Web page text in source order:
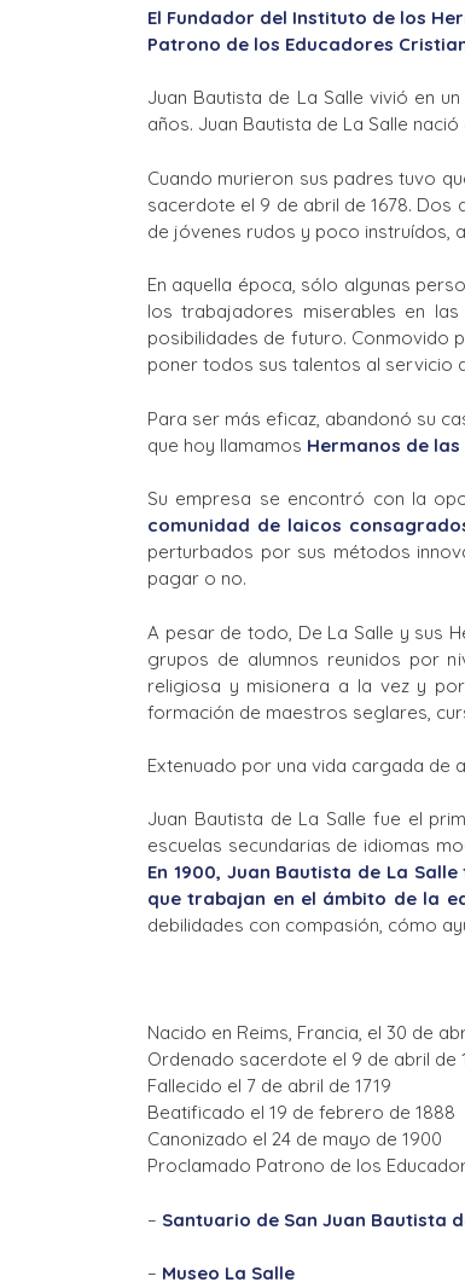
El Fundador del Instituto de los
Patrono de los Educadores
Juan Bautista de La Salle vivió en
años. Juan Bautista de La Salle
Cuando murieron sus padres tuvo
sacerdote el 9 de abril de 1678.
de jóvenes rudos y poco instruídos,
En aquella época, sólo algunas
los trabajadores miserables en
posibilidades de futuro. Conmovido
poner todos sus talentos al servicio
Para ser más eficaz, abandonó su
que hoy llamamos Hermanos de
Su empresa se encontró con la
comunidad de laicos
perturbados por sus métodos
pagar o no.
A pesar de todo, De La Salle y sus
grupos de alumnos reunidos por
religiosa y misionera a la vez y
formación de maestros seglares,
Extenuado por una vida cargada de
Juan Bautista de La Salle fue el
escuelas secundarias de idiomas
En 1900, Juan Bautista de La
que trabajan en el ámbito de la
debilidades con compasión, cómo
Nacido en Reims, Francia, el 30 de
Ordenado sacerdote el 9 de abril de
Fallecido el 7 de abril de 1719
Beatificado el 19 de febrero de 1888
Canonizado el 24 de mayo de 1900
Proclamado Patrono de los
– Santuario de San Juan Bautista
– Museo La Salle